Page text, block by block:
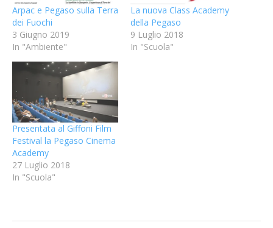
Arpac e Pegaso sulla Terra
dei Fuochi
3 Giugno 2019
In "Ambiente"
La nuova Class Academy
della Pegaso
9 Luglio 2018
In "Scuola"
Presentata al Giffoni Film
Festival la Pegaso Cinema
Academy
27 Luglio 2018
In "Scuola"